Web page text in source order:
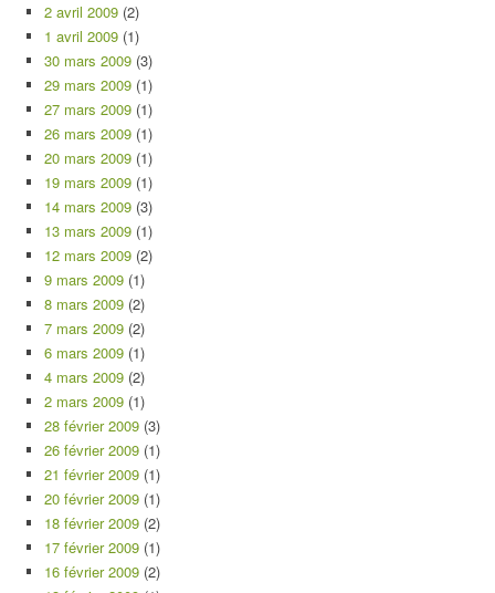
2 avril 2009 (2)
1 avril 2009 (1)
30 mars 2009 (3)
29 mars 2009 (1)
27 mars 2009 (1)
26 mars 2009 (1)
20 mars 2009 (1)
19 mars 2009 (1)
14 mars 2009 (3)
13 mars 2009 (1)
12 mars 2009 (2)
9 mars 2009 (1)
8 mars 2009 (2)
7 mars 2009 (2)
6 mars 2009 (1)
4 mars 2009 (2)
2 mars 2009 (1)
28 février 2009 (3)
26 février 2009 (1)
21 février 2009 (1)
20 février 2009 (1)
18 février 2009 (2)
17 février 2009 (1)
16 février 2009 (2)